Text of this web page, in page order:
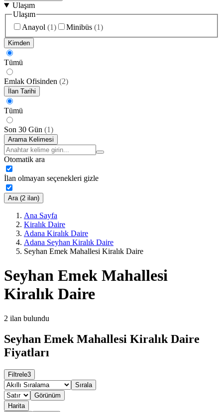
Ulaşım
Ulaşım
Anayol (1) Minibüs (1)
Kimden
Tümü
Emlak Ofisinden (2)
İlan Tarihi
Tümü
Son 30 Gün (1)
Arama Kelimesi
Otomatik ara
İlan olmayan seçenekleri gizle
Ara (2 ilan)
Ana Sayfa
Kiralık Daire
Adana Kiralık Daire
Adana Seyhan Kiralık Daire
Seyhan Emek Mahallesi Kiralık Daire
Seyhan Emek Mahallesi
Kiralık Daire
2 ilan bulundu
Seyhan Emek Mahallesi Kiralık Daire
Fiyatları
Filtrele3
Sırala
Görünüm
Harita